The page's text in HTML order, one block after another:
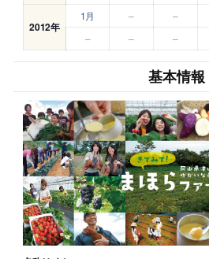
2012年
1月 – –
–
– –
基本情報